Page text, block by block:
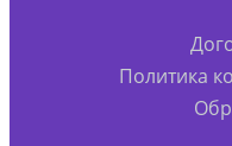
Политика